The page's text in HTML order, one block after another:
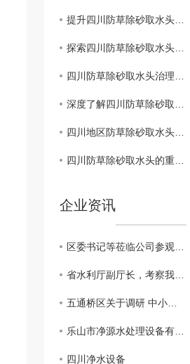
提升四川防草除砂取水头管理水平的建议方案
探索四川防草除砂取水头综合管理模式
四川防草除砂取水头治理与生态环境保护
深度了解四川防草除砂取水头的保护工作
四川地区防草除砂取水头管理政策解析
四川防草除砂取水头的重要性及措施
企业资讯
区委书记等莅临公司参观调研
省水利厅副厅长，考察我公司越西小相岭净水设备
五通桥区关于调研 中小企业生产经营现状及存在的困难
乐山市净源水处理设备有限公司 携手商会及市生态环境局对口帮扶敬老院
四川净水设备